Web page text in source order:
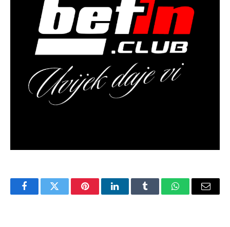
FacebookTwitter PinterestLinkedInTumblr WhatsAppEmail